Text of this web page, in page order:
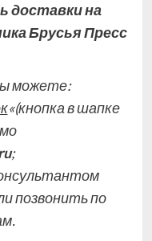
доставки на
Брусья Пресс
можете:
«(кнопка в шапке
;
позвонить по